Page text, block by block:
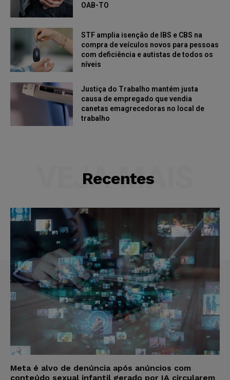
OAB-TO
STF amplia isenção de IBS e CBS na
compra de veículos novos para pessoas
com deficiência e autistas de todos os
níveis
Justiça do Trabalho mantém justa
causa de empregado que vendia
canetas emagrecedoras no local de
trabalho
Recentes
VEJA MAIS
Meta é alvo de denúncia após anúncios com
conteúdo sexual infantil gerado por IA circularem